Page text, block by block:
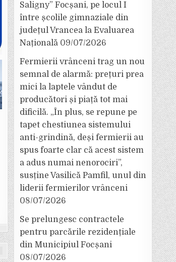
Saligny” Focșani, pe locul I
între școlile gimnaziale din
județul Vrancea la Evaluarea
Națională 09/07/2026
Fermierii vrânceni trag un nou
semnal de alarmă: prețuri prea
mici la laptele vândut de
producători și piață tot mai
dificilă. „În plus, se repune pe
tapet chestiunea sistemului
anti-grindină, deși fermierii au
spus foarte clar că acest sistem
a adus numai nenorociri”,
susține Vasilică Pamfil, unul din
liderii fermierilor vrânceni
08/07/2026
Se prelungesc contractele
pentru parcările rezidențiale
din Municipiul Focșani
08/07/2026